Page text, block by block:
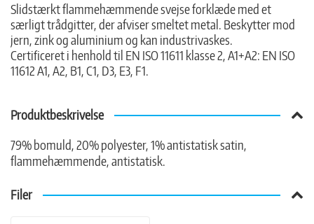
Slidstærkt flammehæmmende svejse forklæde med et
særligt trådgitter, der afviser smeltet metal. Beskytter mod
jern, zink og aluminium og kan industrivaskes.
Certificeret i henhold til EN ISO 11611 klasse 2, A1+A2: EN ISO
11612 A1, A2, B1, C1, D3, E3, F1.
Produktbeskrivelse
79% bomuld, 20% polyester, 1% antistatisk satin,
flammehæmmende, antistatisk.
Filer